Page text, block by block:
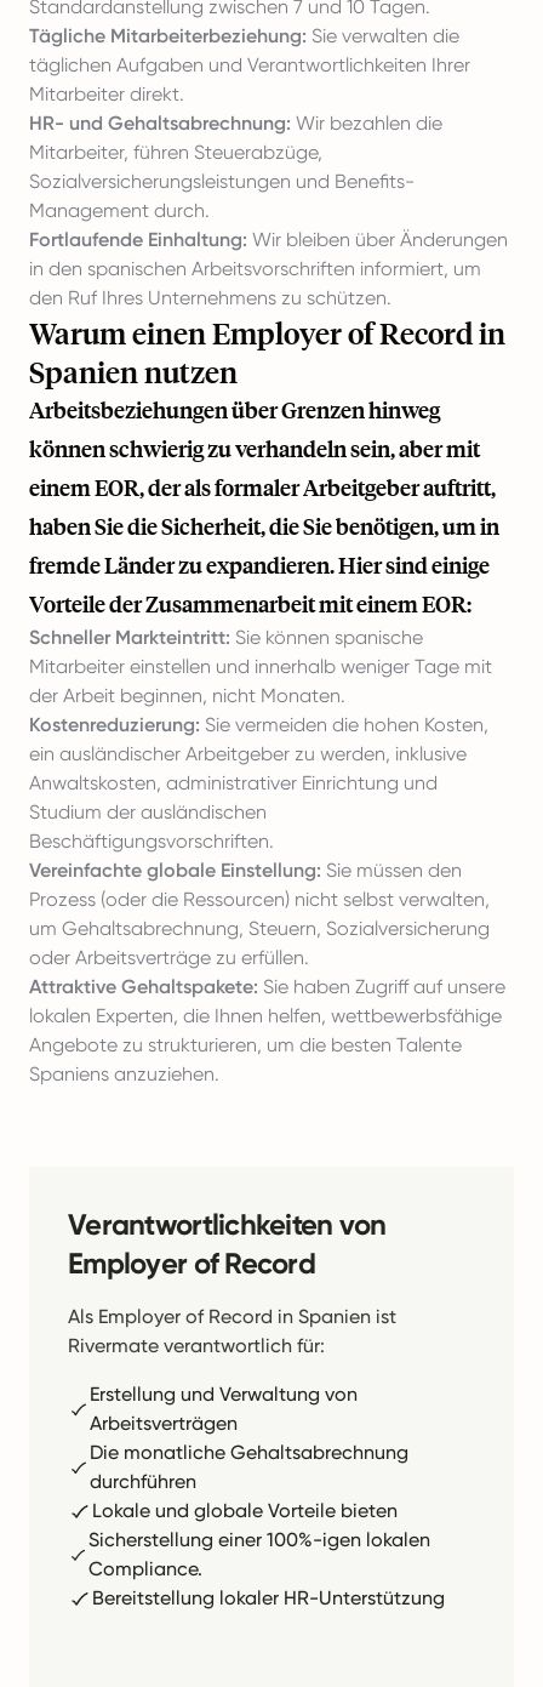
Standardanstellung zwischen 7 und 10 Tagen.
Tägliche Mitarbeiterbeziehung: Sie verwalten die
täglichen Aufgaben und Verantwortlichkeiten Ihrer
Mitarbeiter direkt.
HR- und Gehaltsabrechnung: Wir bezahlen die
Mitarbeiter, führen Steuerabzüge,
Sozialversicherungsleistungen und Benefits-
Management durch.
Fortlaufende Einhaltung: Wir bleiben über Änderungen
in den spanischen Arbeitsvorschriften informiert, um
den Ruf Ihres Unternehmens zu schützen.
Warum einen Employer of Record in
Spanien nutzen
Arbeitsbeziehungen über Grenzen hinweg
können schwierig zu verhandeln sein, aber mit
einem EOR, der als formaler Arbeitgeber auftritt,
haben Sie die Sicherheit, die Sie benötigen, um in
fremde Länder zu expandieren. Hier sind einige
Vorteile der Zusammenarbeit mit einem EOR:
Schneller Markteintritt: Sie können spanische
Mitarbeiter einstellen und innerhalb weniger Tage mit
der Arbeit beginnen, nicht Monaten.
Kostenreduzierung: Sie vermeiden die hohen Kosten,
ein ausländischer Arbeitgeber zu werden, inklusive
Anwaltskosten, administrativer Einrichtung und
Studium der ausländischen
Beschäftigungsvorschriften.
Vereinfachte globale Einstellung: Sie müssen den
Prozess (oder die Ressourcen) nicht selbst verwalten,
um Gehaltsabrechnung, Steuern, Sozialversicherung
oder Arbeitsverträge zu erfüllen.
Attraktive Gehaltspakete: Sie haben Zugriff auf unsere
lokalen Experten, die Ihnen helfen, wettbewerbsfähige
Angebote zu strukturieren, um die besten Talente
Spaniens anzuziehen.
Verantwortlichkeiten von
Employer of Record
Als Employer of Record in Spanien ist
Rivermate verantwortlich für:
Erstellung und Verwaltung von
Arbeitsverträgen
Die monatliche Gehaltsabrechnung
durchführen
Lokale und globale Vorteile bieten
Sicherstellung einer 100%-igen lokalen
Compliance.
Bereitstellung lokaler HR-Unterstützung